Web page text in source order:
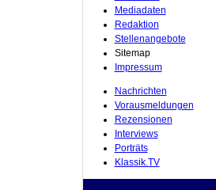
Mediadaten
Redaktion
Stellenangebote
Sitemap
Impressum
Nachrichten
Vorausmeldungen
Rezensionen
Interviews
Porträts
Klassik.TV